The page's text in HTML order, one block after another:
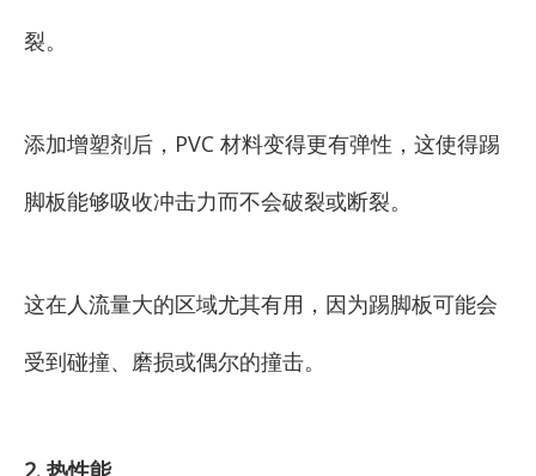
裂。
添加增塑剂后，PVC 材料变得更有弹性，这使得踢
脚板能够吸收冲击力而不会破裂或断裂。
这在人流量大的区域尤其有用，因为踢脚板可能会
受到碰撞、磨损或偶尔的撞击。
2. 热性能